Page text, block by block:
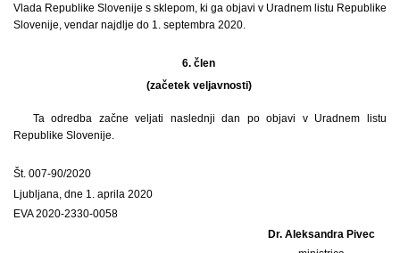
Vlada Republike Slovenije s sklepom, ki ga objavi v Uradnem listu Republike
Slovenije, vendar najdlje do 1. septembra 2020.
6. člen
(začetek veljavnosti)
Ta odredba začne veljati naslednji dan po objavi v Uradnem listu
Republike Slovenije.
Št. 007-90/2020
Ljubljana, dne 1. aprila 2020
EVA 2020-2330-0058
Dr. Aleksandra Pivec